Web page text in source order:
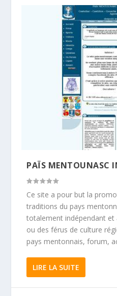
PAÏS MENTOUNASC
Ce site a pour but la
traditions du pays
totalement indépendant
ou des férus de culture
pays mentonnais, forum,
LIRE LA SUITE